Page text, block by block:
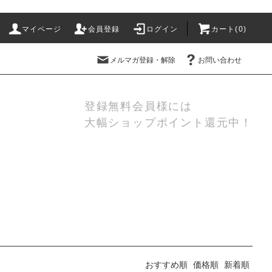
マイページ 会員登録 ログイン カート(0)
メルマガ登録・解除 お問い合わせ
登録無料会員様には
大幅ショップポイント還元中！
おすすめ順 価格順 新着順